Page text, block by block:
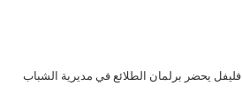
فليفل يحضر برلمان الطلائع في مديرية الشباب